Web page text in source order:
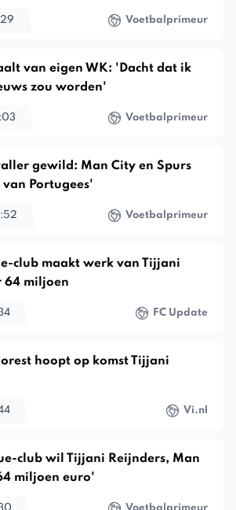
Voetbalprimeur
van eigen WK: 'Dacht dat ik
zou worden'
Voetbalprimeur
gewild: Man City en Spurs
Portugees'
Voetbalprimeur
club maakt werk van Tijjani
64 miljoen
FC Update
hoopt op komst Tijjani
Vi.nl
club wil Tijjani Reijnders, Man
miljoen euro'